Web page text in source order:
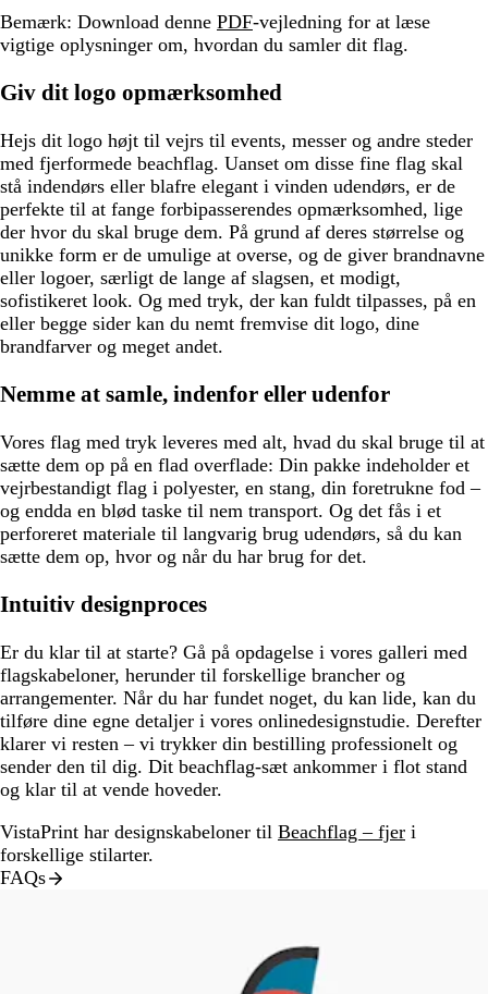
Bemærk: Download denne PDF-vejledning for at læse
vigtige oplysninger om, hvordan du samler dit flag.
Giv dit logo opmærksomhed
Hejs dit logo højt til vejrs til events, messer og andre steder
med fjerformede beachflag. Uanset om disse fine flag skal
stå indendørs eller blafre elegant i vinden udendørs, er de
perfekte til at fange forbipasserendes opmærksomhed, lige
der hvor du skal bruge dem. På grund af deres størrelse og
unikke form er de umulige at overse, og de giver brandnavne
eller logoer, særligt de lange af slagsen, et modigt,
sofistikeret look. Og med tryk, der kan fuldt tilpasses, på en
eller begge sider kan du nemt fremvise dit logo, dine
brandfarver og meget andet.
Nemme at samle, indenfor eller udenfor
Vores flag med tryk leveres med alt, hvad du skal bruge til at
sætte dem op på en flad overflade: Din pakke indeholder et
vejrbestandigt flag i polyester, en stang, din foretrukne fod –
og endda en blød taske til nem transport. Og det fås i et
perforeret materiale til langvarig brug udendørs, så du kan
sætte dem op, hvor og når du har brug for det.
Intuitiv designproces
Er du klar til at starte? Gå på opdagelse i vores galleri med
flagskabeloner, herunder til forskellige brancher og
arrangementer. Når du har fundet noget, du kan lide, kan du
tilføre dine egne detaljer i vores onlinedesignstudie. Derefter
klarer vi resten – vi trykker din bestilling professionelt og
sender den til dig. Dit beachflag-sæt ankommer i flot stand
og klar til at vende hoveder.
VistaPrint har designskabeloner til Beachflag – fjer i
forskellige stilarter.
FAQs